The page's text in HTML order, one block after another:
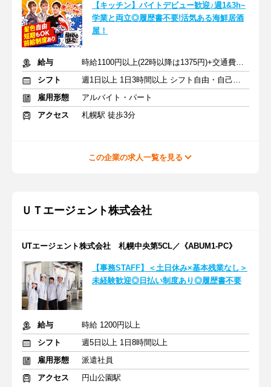
【キッチン】バイトデビュー歓迎♪週1&3h~
学業と両立◎履歴書不要!活気ある海鮮居酒
屋！
給与
時給1100円以上(22時以降は1375円)+交通費規定内支給
シフト
週1日以上 1日3時間以上 シフト自由・自己申告
雇用形態
アルバイト・パート
アクセス
札幌駅 徒歩3分
この企業の求人一覧を見る
ＵＴエージェント株式会社
UTエージェント株式会社 札幌中央第5CL／《ABUM1-PC》
【事務STAFF】＜土日休み×基本残業なし＞
未経験歓迎◎日払い制度あり◎履歴書不要
給与
時給 1200円以上
シフト
週5日以上 1日8時間以上
雇用形態
派遣社員
アクセス
円山公園駅